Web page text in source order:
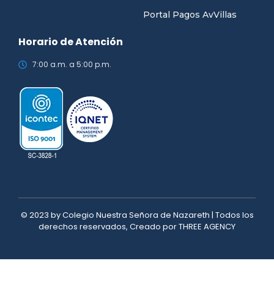
Portal Pagos AvVillas
Horario de Atención
7:00 a.m. a 5:00 p.m.
© 2023 by Colegio Nuestra Señora de Nazareth | Todos los
derechos reservados, Creado por THREE AGENCY